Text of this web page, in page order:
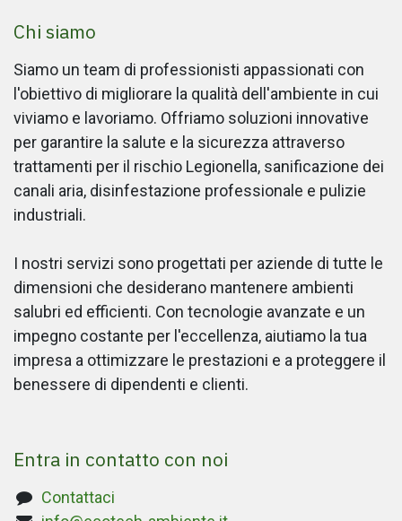
Chi siamo
Siamo un team di professionisti appassionati con
l'obiettivo di migliorare la qualità dell'ambiente in cui
viviamo e lavoriamo. Offriamo soluzioni innovative
per garantire la salute e la sicurezza attraverso
trattamenti per il rischio Legionella, sanificazione dei
canali aria, disinfestazione professionale e pulizie
industriali.
I nostri servizi sono progettati per aziende di tutte le
dimensioni che desiderano mantenere ambienti
salubri ed efficienti. Con tecnologie avanzate e un
impegno costante per l'eccellenza, aiutiamo la tua
impresa a ottimizzare le prestazioni e a proteggere il
benessere di dipendenti e clienti.
Entra in contatto con noi
Contattaci